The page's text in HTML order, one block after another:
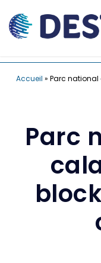
Accueil » Parc national
Parc